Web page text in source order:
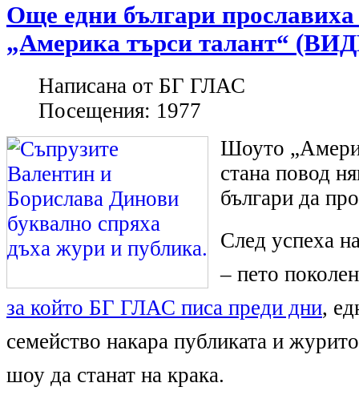
Още едни българи прославиха
„Америка търси талант“
Написана от БГ ГЛАС
Посещения: 1977
Шоуто
стана повод
българи да
След успеха
– пето
за който БГ ГЛАС писа преди дни,
семейство накара публиката и
шоу да станат на крака.